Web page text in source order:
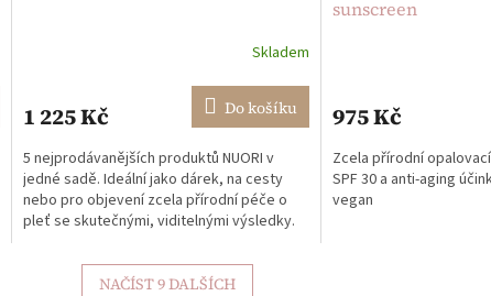
je
z
5
hvězdiček.
Skladem
1 225 Kč Do košíku
5 nejprodávanějších produktů NUORI v
jedné sadě. Ideální jako dárek, na cesty
nebo pro objevení zcela přírodní péče o
pleť se skutečnými, viditelnými výsledky.
sunscreen
je
z
5
hvězdiček.
975 Kč
Zcela přírodní
SPF 30 a anti-aging
vegan
NAČÍST 9 DALŠÍCH